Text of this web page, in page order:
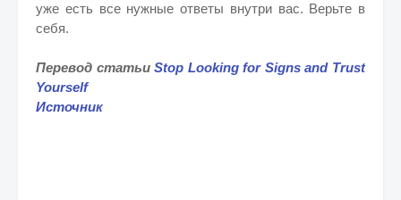
уже есть все нужные ответы внутри вас. Верьте в
себя.
Перевод статьиStop Looking for Signs and Trust
Yourself
Источник